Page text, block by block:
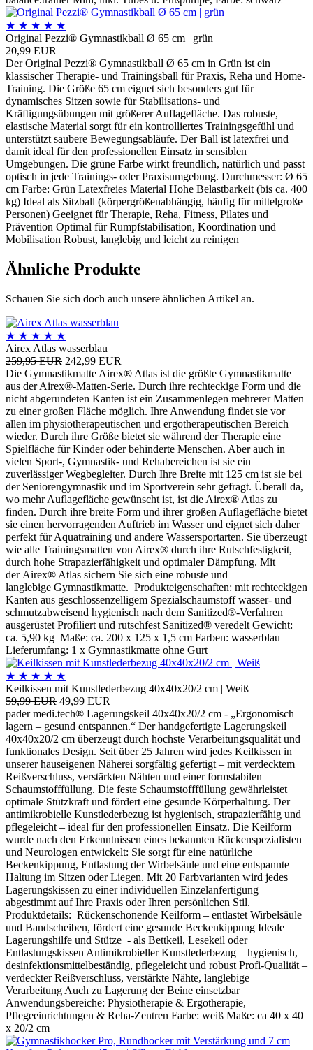
★ ★ ★ ★ ★
Original Pezzi® Gymnastikball Ø 65 cm | grün
20,99 EUR
Der Original Pezzi® Gymnastikball Ø 65 cm in Grün ist ein
klassischer Therapie- und Trainingsball für Praxis, Reha und Home-
Training. Die Größe 65 cm eignet sich besonders gut für
dynamisches Sitzen sowie für Stabilisations- und
Kräftigungsübungen mit größerer Auflagefläche. Das robuste,
elastische Material sorgt für ein kontrolliertes Trainingsgefühl und
unterstützt saubere Bewegungsabläufe. Der Ball ist latexfrei und
damit ideal für den professionellen Einsatz in sensiblen
Umgebungen. Die grüne Farbe wirkt freundlich, natürlich und passt
optisch in jede Trainings- oder Praxisumgebung. Durchmesser: Ø 65
cm Farbe: Grün Latexfreies Material Hohe Belastbarkeit (bis ca. 400
kg) Ideal als Sitzball (körpergrößenabhängig, häufig für mittelgroße
Personen) Geeignet für Therapie, Reha, Fitness, Pilates und
Prävention Optimal für Rumpfstabilisation, Koordination und
Mobilisation Robust, langlebig und leicht zu reinigen
Ähnliche Produkte
Schauen Sie sich doch auch unsere ähnlichen Artikel an.
★ ★ ★ ★ ★
Airex Atlas wasserblau
259,95 EUR 242,99 EUR
Die Gymnastikmatte Airex® Atlas ist die größte Gymnastikmatte
aus der Airex®-Matten-Serie. Durch ihre rechteckige Form und die
nicht abgerundeten Kanten ist ein Zusammenlegen mehrerer Matten
zu einer großen Fläche möglich. Ihre Anwendung findet sie vor
allen im physiotherapeutischen und ergotherapeutischen Bereich
wieder. Durch ihre Größe bietet sie während der Therapie eine
Spielfläche für Kinder oder behinderte Menschen. Aber auch in
vielen Sport-, Gymnastik- und Rehabereichen ist sie ein
zuverlässiger Wegbegleiter. Durch Ihre Breite mit 125 cm ist sie bei
der Seniorengymnastik und im Sportverein sehr gefragt. Überall da,
wo mehr Auflagefläche gewünscht ist, ist die Airex® Atlas zu
finden. Durch ihre breite Form und ihrer großen Auflagefläche bietet
sie einen hervorragenden Auftrieb im Wasser und eignet sich daher
perfekt für Aquatraining und andere Wassersportarten. Sie überzeugt
wie alle Trainingsmatten von Airex® durch ihre Rutschfestigkeit,
durch hohe Strapazierfähigkeit und optimaler Dämpfung. Mit
der Airex® Atlas sichern Sie sich eine robuste und
langlebige Gymnastikmatte. Produkteigenschaften: mit rechteckigen
Kanten aus geschlossenzelligem Spezialschaumstoff wasser- und
schmutzabweisend hygienisch nach dem Sanitized®-Verfahren
ausgerüstet Profiliert und rutschfest Sanitized® veredelt Gewicht:
ca. 5,90 kg Maße: ca. 200 x 125 x 1,5 cm Farben: wasserblau
Lieferumfang: 1 x Gymnastikmatte ohne Gurt
★ ★ ★ ★ ★
Keilkissen mit Kunstlederbezug 40x40x20/2 cm | Weiß
59,99 EUR 49,99 EUR
pader medi.tech® Lagerungskeil 40x40x20/2 cm - „Ergonomisch
lagern – gesund entspannen.“ Der handgefertigte Lagerungskeil
40x40x20/2 cm überzeugt durch höchste Verarbeitungsqualität und
funktionales Design. Seit über 25 Jahren wird jedes Keilkissen in
unserer hauseigenen Näherei sorgfältig gefertigt – mit verdecktem
Reißverschluss, verstärkten Nähten und einer formstabilen
Schaumstofffüllung. Die feste Schaumstofffüllung gewährleistet
optimale Stützkraft und fördert eine gesunde Körperhaltung. Der
antimikrobielle Kunstlederbezug ist hygienisch, strapazierfähig und
pflegeleicht – ideal für den professionellen Einsatz. Die Keilform
wurde nach den Erkenntnissen eines bekannten Rückenspezialisten
und Neurologen entwickelt: Sie sorgt für eine natürliche
Beckenkippung, Entlastung der Wirbelsäule und eine entspannte
Haltung im Sitzen oder Liegen. Mit 20 Farbvarianten wird jedes
Lagerungskissen zu einer individuellen Einzelanfertigung –
abgestimmt auf Ihre Praxis oder Ihren persönlichen Stil.
Produktdetails: Rückenschonende Keilform – entlastet Wirbelsäule
und Bandscheiben, fördert eine gesunde Beckenkippung Ideale
Lagerungshilfe und Stütze - als Bettkeil, Lesekeil oder
Entlastungskissen Antimikrobieller Kunstlederbezug – hygienisch,
desinfektionsmittelbeständig, pflegeleicht und robust Profi-Qualität –
verdeckter Reißverschluss, verstärkte Nähte, langlebige
Verarbeitung Auch zu Lagerung der Beine einsetzbar
Anwendungsbereiche: Physiotherapie & Ergotherapie,
Pflegeeinrichtungen & Reha-Zentren Farbe: weiß Maße: ca 40 x 40
x 20/2 cm